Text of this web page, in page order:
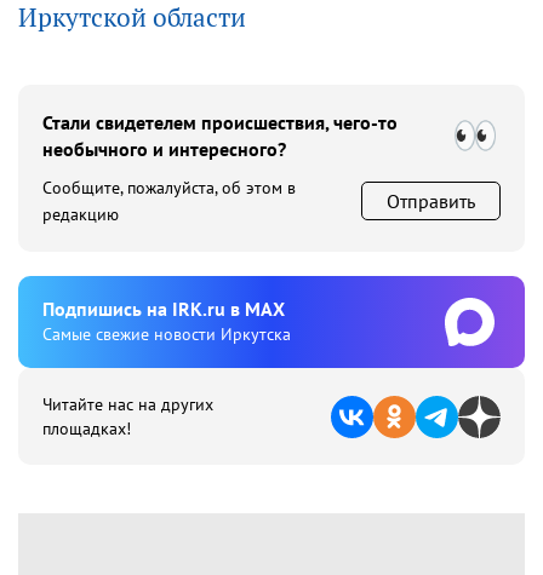
Иркутской области
Стали свидетелем происшествия, чего-то
необычного и интересного?
Сообщите, пожалуйста, об этом в
редакцию
Отправить
Подпишиcь на IRK.ru в MAX
Cамые свежие новости Иркутска
Читайте нас на других
площадках!